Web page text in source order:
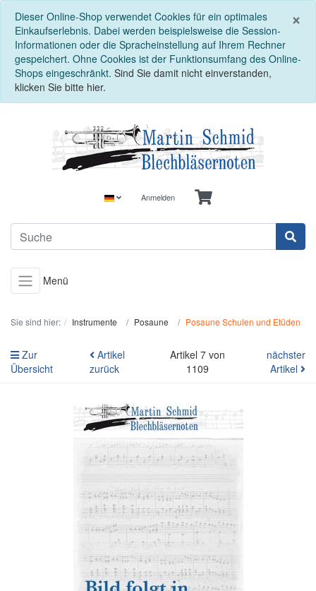
×
Dieser Online-Shop verwendet Cookies für ein optimales
Einkaufserlebnis. Dabei werden beispielsweise die Session-
Informationen oder die Spracheinstellung auf Ihrem Rechner
gespeichert. Ohne Cookies ist der Funktionsumfang des Online-
Shops eingeschränkt. Sind Sie damit nicht einverstanden,
klicken Sie bitte hier.
Anmelden
Menü
Sie sind hier: Instrumente Posaune Posaune Schulen und Etüden
Zur
Übersicht
Artikel
zurück
Artikel 7 von
1109
nächster
Artikel